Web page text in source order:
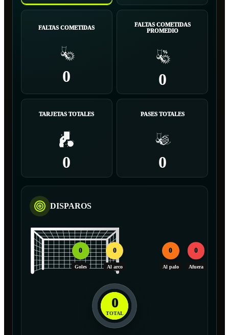
FALTAS COMETIDAS
0
FALTAS COMETIDAS
PROMEDIO
0
TARJETAS TOTALES
0
PASES TOTALES
0
DISPAROS
0
Goles
0
Al arco
0
Al palo
0
Afuera
0
TOTAL